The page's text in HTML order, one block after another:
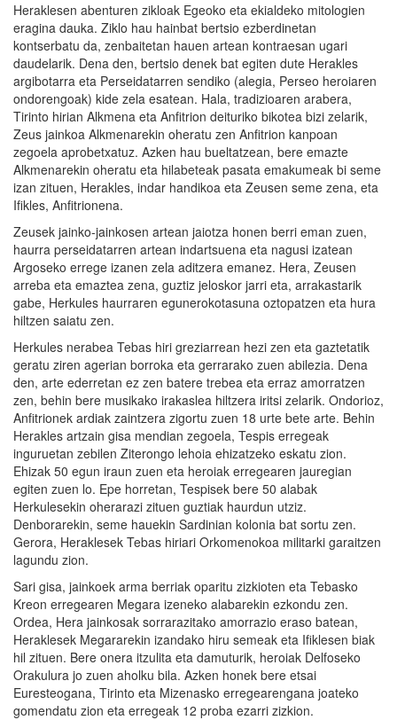
Heraklesen abenturen zikloak Egeoko eta ekialdeko mitologien
eragina dauka. Ziklo hau hainbat bertsio ezberdinetan
kontserbatu da, zenbaitetan hauen artean kontraesan ugari
daudelarik. Dena den, bertsio denek bat egiten dute Herakles
argibotarra eta Perseidatarren sendiko (alegia, Perseo heroiaren
ondorengoak) kide zela esatean. Hala, tradizioaren arabera,
Tirinto hirian Alkmena eta Anfitrion deituriko bikotea bizi zelarik,
Zeus jainkoa Alkmenarekin oheratu zen Anfitrion kanpoan
zegoela aprobetxatuz. Azken hau bueltatzean, bere emazte
Alkmenarekin oheratu eta hilabeteak pasata emakumeak bi seme
izan zituen, Herakles, indar handikoa eta Zeusen seme zena, eta
Ifikles, Anfitrionena.
Zeusek jainko-jainkosen artean jaiotza honen berri eman zuen,
haurra perseidatarren artean indartsuena eta nagusi izatean
Argoseko errege izanen zela aditzera emanez. Hera, Zeusen
arreba eta emaztea zena, guztiz jeloskor jarri eta, arrakastarik
gabe, Herkules haurraren egunerokotasuna oztopatzen eta hura
hiltzen saiatu zen.
Herkules nerabea Tebas hiri greziarrean hezi zen eta gaztetatik
geratu ziren agerian borroka eta gerrarako zuen abilezia. Dena
den, arte ederretan ez zen batere trebea eta erraz amorratzen
zen, behin bere musikako irakaslea hiltzera iritsi zelarik. Ondorioz,
Anfitrionek ardiak zaintzera zigortu zuen 18 urte bete arte. Behin
Herakles artzain gisa mendian zegoela, Tespis erregeak
inguruetan zebilen Ziterongo lehoia ehizatzeko eskatu zion.
Ehizak 50 egun iraun zuen eta heroiak erregearen jauregian
egiten zuen lo. Epe horretan, Tespisek bere 50 alabak
Herkulesekin oherarazi zituen guztiak haurdun utziz.
Denborarekin, seme hauekin Sardinian kolonia bat sortu zen.
Gerora, Heraklesek Tebas hiriari Orkomenokoa militarki garaitzen
lagundu zion.
Sari gisa, jainkoek arma berriak oparitu zizkioten eta Tebasko
Kreon erregearen Megara izeneko alabarekin ezkondu zen.
Ordea, Hera jainkosak sorrarazitako amorrazio eraso batean,
Heraklesek Megararekin izandako hiru semeak eta Ifiklesen biak
hil zituen. Bere onera itzulita eta damuturik, heroiak Delfoseko
Orakulura jo zuen aholku bila. Azken honek bere etsai
Euresteogana, Tirinto eta Mizenasko erregearengana joateko
gomendatu zion eta erregeak 12 proba ezarri zizkion.